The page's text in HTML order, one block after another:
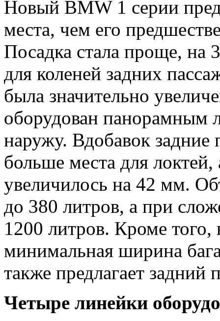
Новый BMW 1 серии
места, чем его
Посадка стала проще, на
для коленей задних
была значительно
оборудован
наружу. Вдобавок
больше места для
увеличилось на 42 мм.
до 380 литров, а при
1200 литров. Кроме
минимальная ширина
также предлагает задний
Четыре линейки